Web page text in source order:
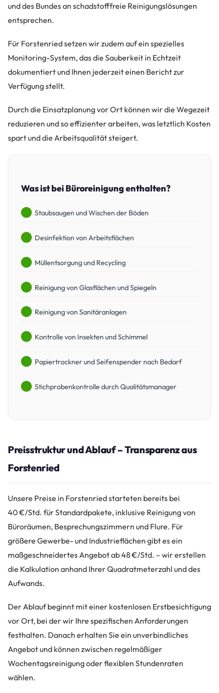
und des Bundes an schadstofffreie Reinigungslösungen
entsprechen.
Für Forstenried setzen wir zudem auf ein spezielles
Monitoring-System, das die Sauberkeit in Echtzeit
dokumentiert und Ihnen jederzeit einen Bericht zur
Verfügung stellt.
Durch die Einsatzplanung vor Ort können wir die Wegezeit
reduzieren und so effizienter arbeiten, was letztlich Kosten
spart und die Arbeitsqualität steigert.
Was ist bei Büroreinigung enthalten?
Staubsaugen und Wischen der Böden
Desinfektion von Arbeitsflächen
Müllentsorgung und Recycling
Reinigung von Glasflächen und Spiegeln
Reinigung von Sanitäranlagen
Kontrolle von Insekten und Schimmel
Papiertrockner und Seifenspender nach Bedarf
Stichprobenkontrolle durch Qualitätsmanager
Preisstruktur und Ablauf – Transparenz aus
Forstenried
Unsere Preise in Forstenried starteten bereits bei
40 €/Std. für Standardpakete, inklusive Reinigung von
Büroräumen, Besprechungszimmern und Flure. Für
größere Gewerbe- und Industrieflächen gibt es ein
maßgeschneidertes Angebot ab 48 €/Std. – wir erstellen
die Kalkulation anhand Ihrer Quadratmeterzahl und des
Aufwands.
Der Ablauf beginnt mit einer kostenlosen Erstbesichtigung
vor Ort, bei der wir Ihre spezifischen Anforderungen
festhalten. Danach erhalten Sie ein unverbindliches
Angebot und können zwischen regelmäßiger
Wochentagsreinigung oder flexiblen Stundenraten
wählen.